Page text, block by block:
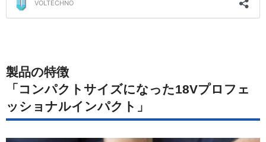
製品の特徴
「コンパクトサイズになった18Vプロフェ
ッショナルインパクト」